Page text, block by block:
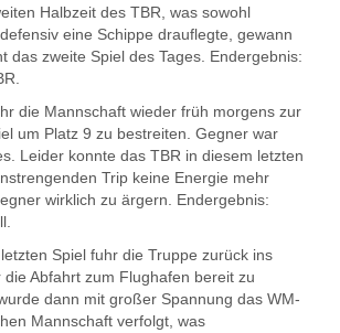
Halbzeit des TBR, was sowohl
eine Schippe drauflegte, gewann
das zweite Spiel des Tages. Endergebnis:
die Mannschaft wieder früh morgens zur
um Platz 9 zu bestreiten. Gegner war
Leider konnte das TBR in diesem letzten
Trip keine Energie mehr
wirklich zu ärgern. Endergebnis:
Spiel fuhr die Truppe zurück ins
die Abfahrt zum Flughafen bereit zu
dann mit großer Spannung das WM-
Mannschaft verfolgt, was